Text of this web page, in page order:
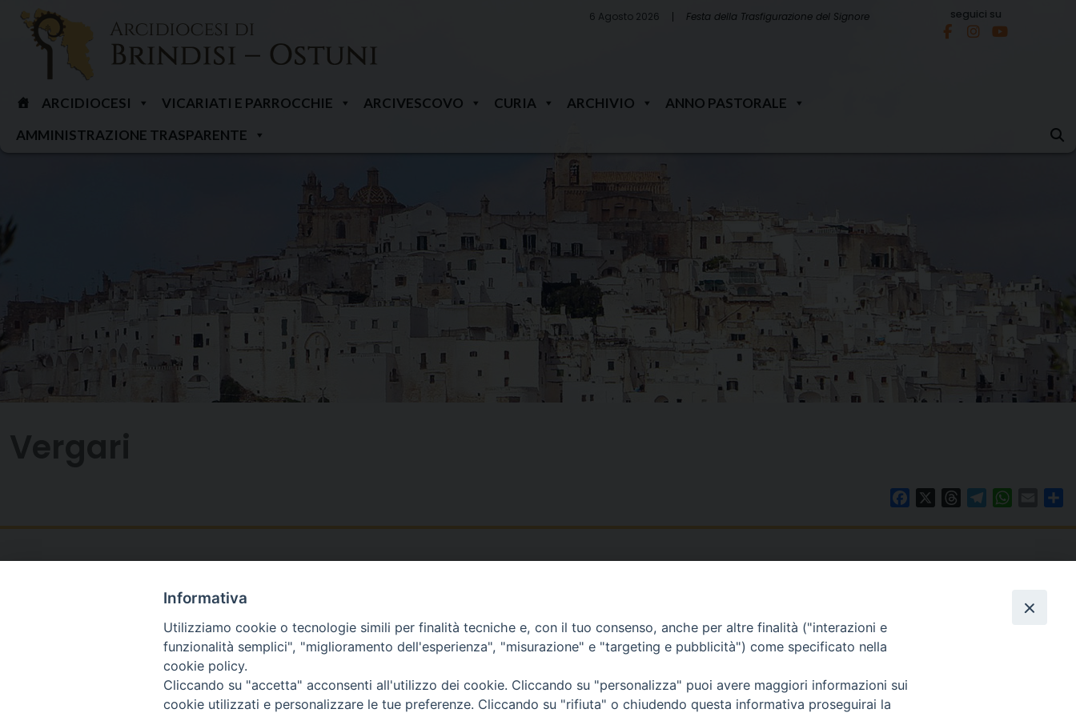
Skip
content
6 Agosto 2026 Festa della Trasfigurazione del Signore seguici su
ARCIDIOCESI VICARIATI E PARROCCHIE ARCIVESCOVO CURIA ARCHIVIO
ANNO PASTORALE
AMMINISTRAZIONE TRASPARENTE
FacebookThreadsTelegram Email
Tel 0831.521958
Fax 0831.528315
Mar. / Mer. / Giov. ore 9 - 13
nei mesi estivi solo Martedì ore 9 -
13
Copyright © Arcidiocesi di Brindisi – Ostuni
Informativa
Utilizziamo cookie o tecnologie simili per finalità tecniche e, con il tuo consenso, anche per altre finalità ("interazioni e
funzionalità semplici", "miglioramento dell'esperienza", "misurazione" e "targeting e pubblicità") come specificato nella
cookie policy.
Cliccando su "accetta" acconsenti all'utilizzo dei cookie. Cliccando su "personalizza" puoi avere maggiori informazioni sui
cookie utilizzati e personalizzare le tue preferenze. Cliccando su "rifiuta" o chiudendo questa informativa proseguirai la